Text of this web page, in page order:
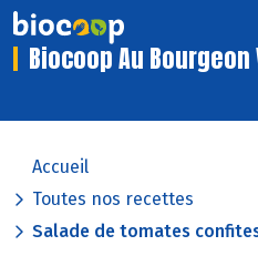
Biocoop Au Bourgeon
Accueil
Toutes nos recettes
Salade de tomates